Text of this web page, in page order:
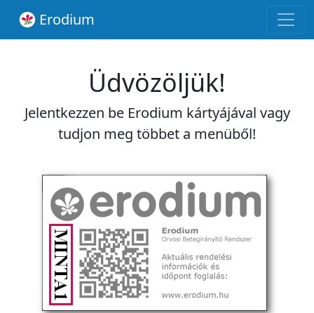
Erodium
Üdvözöljük!
Jelentkezzen be Erodium kártyájával vagy
tudjon meg többet a menüből!